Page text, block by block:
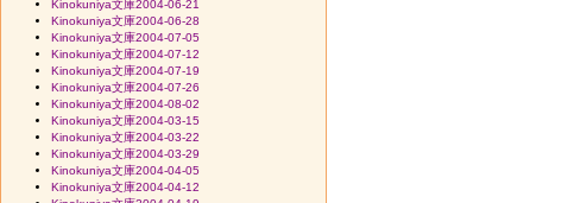
Kinokuniya文庫2004-06-21
Kinokuniya文庫2004-06-28
Kinokuniya文庫2004-07-05
Kinokuniya文庫2004-07-12
Kinokuniya文庫2004-07-19
Kinokuniya文庫2004-07-26
Kinokuniya文庫2004-08-02
Kinokuniya文庫2004-03-15
Kinokuniya文庫2004-03-22
Kinokuniya文庫2004-03-29
Kinokuniya文庫2004-04-05
Kinokuniya文庫2004-04-12